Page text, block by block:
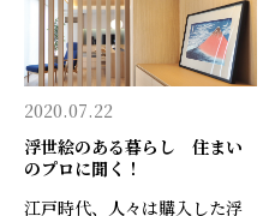
2020.07.22
浮世絵のある暮らし 住まい
のプロに聞く！
江戸時代、人々は購入した浮